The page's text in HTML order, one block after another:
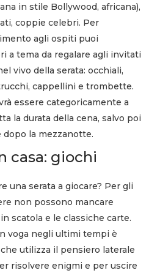
in stile Bollywood, africana),
coppie celebri. Per
agli ospiti puoi
a tema da regalare agli invitati
vivo della serata: occhiali,
cappellini e trombette.
essere categoricamente a
la durata della cena, salvo poi
la mezzanotte.
casa: giochi
una serata a giocare? Per gli
non possono mancare
scatola e le classiche carte.
voga negli ultimi tempi è
utilizza il pensiero laterale
risolvere enigmi e per uscire